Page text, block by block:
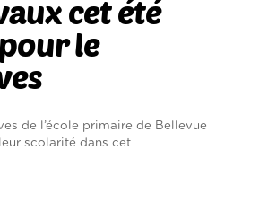
cet été
le
de l’école primaire de Bellevue
scolarité dans cet